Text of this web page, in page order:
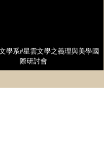
學系#星雲文學之義理與美學國
際研討會